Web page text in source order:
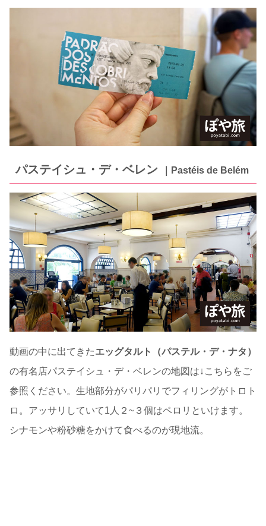
パステイシュ・デ・ベレン ｜Pastéis de Belém
動画の中に出てきたエッグタルト（パステル・デ・ナタ）
の有名店パステイシュ・デ・ベレンの地図は↓こちらをご
参照ください。生地部分がパリパリでフィリングがトロト
ロ。アッサリしていて1人２~３個はペロリといけます。
シナモンや粉砂糖をかけて食べるのが現地流。